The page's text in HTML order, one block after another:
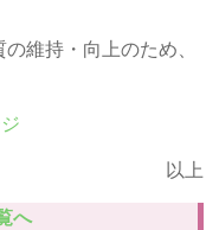
維持・向上のため、
以上
へ